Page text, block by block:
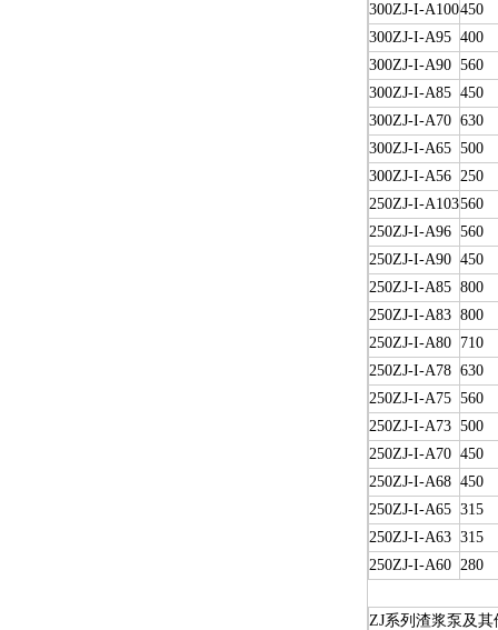
300ZJ-I-A100450
300ZJ-I-A95 400
300ZJ-I-A90 560
300ZJ-I-A85 450
300ZJ-I-A70 630
300ZJ-I-A65 500
300ZJ-I-A56 250
250ZJ-I-A103560
250ZJ-I-A96 560
250ZJ-I-A90 450
250ZJ-I-A85 800
250ZJ-I-A83 800
250ZJ-I-A80 710
250ZJ-I-A78 630
250ZJ-I-A75 560
250ZJ-I-A73 500
250ZJ-I-A70 450
250ZJ-I-A68 450
250ZJ-I-A65 315
250ZJ-I-A63 315
250ZJ-I-A60 280
ZJ系列渣浆泵及